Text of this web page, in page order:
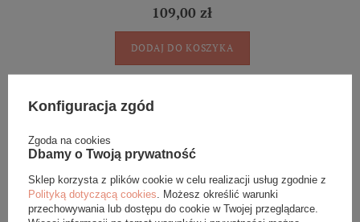
109,00 zł
DODAJ DO KOSZYKA
Srebrna bransoletka Pancerka 925 3 mm długość 19 cm
109,00 zł
DODAJ DO KOSZYKA
Konfiguracja zgód
Zgoda na cookies
Dbamy o Twoją prywatność
Sklep korzysta z plików cookie w celu realizacji usług zgodnie z
Polityką dotyczącą cookies . Możesz określić warunki
przechowywania lub dostępu do cookie w Twojej przeglądarce.